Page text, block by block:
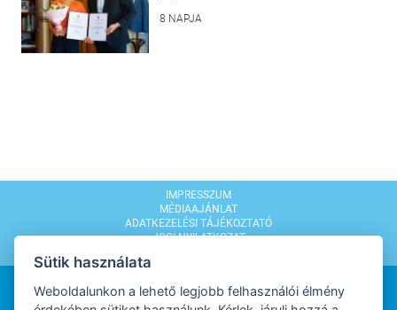
8 NAPJA
IMPRESSZUM
MÉDIAAJÁNLAT
ADATKEZELÉSI TÁJÉKOZTATÓ
JOGI NYILATKOZAT
Sütik használata
Weboldalunkon a lehető legjobb felhasználói élmény